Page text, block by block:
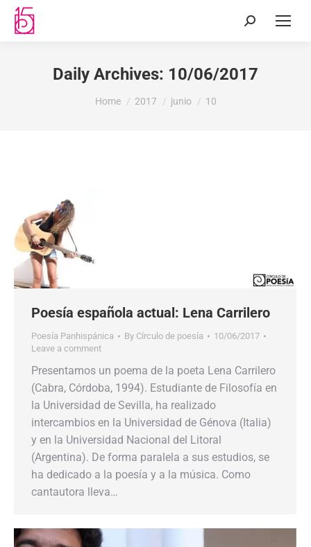
Daily Archives: 10/06/2017
You are here:
Home 2017 junio 10
Poesía española actual: Lena Carrilero
Poesía Panhispánica By Círculo de poesía
10/06/2017
Leave a comment
Presentamos un poema de la poeta Lena Carrilero
(Cabra, Córdoba, 1994). Estudiante de Filosofía en
la Universidad de Sevilla, ha realizado
intercambios en la Universidad de Génova (Italia)
y en la Universidad Nacional del Litoral
(Argentina). De forma paralela a sus estudios, se
ha dedicado a la poesía y a la música. Como
cantautora lleva…